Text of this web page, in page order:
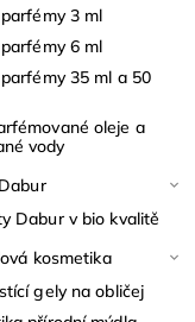
3 ml
6 ml
35 ml a 50
oleje a
vody
Dabur v bio kvalitě
kosmetika
gely na obličej